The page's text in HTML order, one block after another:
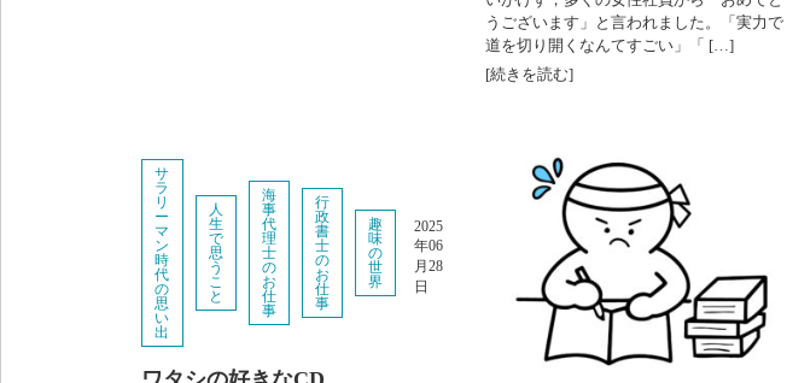
うございます」と言われました。「実力で
道を切り開くなんてすごい」「 […]
[続きを読む]
サ
ラ
リ
ー
マ
ン
時
代
の
思
い
出
人
生
で
思
う
こ
と
海
事
代
理
士
の
お
仕
事
行
政
書
士
の
お
仕
事
趣
味
の
世
界
2025
年06
月28
日